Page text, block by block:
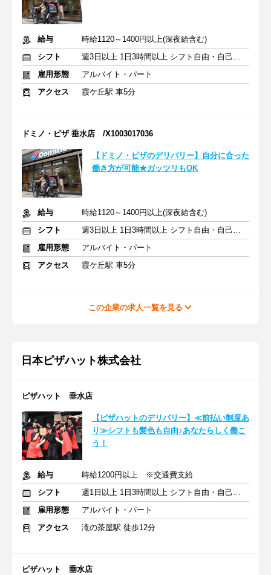
給与
時給1120～1400円以上(深夜給含む)
シフト
週3日以上 1日3時間以上 シフト自由・自己申告
雇用形態
アルバイト・パート
アクセス
霞ケ丘駅 車5分
ドミノ・ピザ 垂水店 /X1003017036
【ドミノ・ピザのデリバリー】自分に合った
働き方が可能★ガッツリもOK
給与
時給1120～1400円以上(深夜給含む)
シフト
週3日以上 1日3時間以上 シフト自由・自己申告
雇用形態
アルバイト・パート
アクセス
霞ケ丘駅 車5分
この企業の求人一覧を見る
日本ピザハット株式会社
ピザハット 垂水店
【ピザハットのデリバリー】≪前払い制度あ
り≫シフトも髪色も自由♪あなたらしく働こ
う！
給与
時給1200円以上 ※交通費支給
シフト
週1日以上 1日3時間以上 シフト自由・自己申告
雇用形態
アルバイト・パート
アクセス
滝の茶屋駅 徒歩12分
ピザハット 垂水店